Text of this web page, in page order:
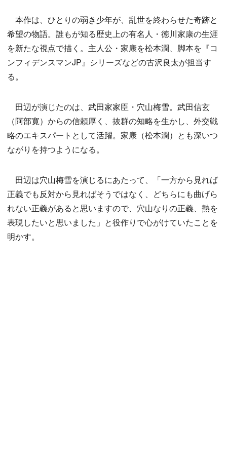
本作は、ひとりの弱き少年が、乱世を終わらせた奇跡と
希望の物語。誰もが知る歴史上の有名人・徳川家康の生涯
を新たな視点で描く。主人公・家康を松本潤、脚本を『コ
ンフィデンスマンJP』シリーズなどの古沢良太が担当す
る。
田辺が演じたのは、武田家家臣・穴山梅雪。武田信玄
（阿部寛）からの信頼厚く、抜群の知略を生かし、外交戦
略のエキスパートとして活躍。家康（松本潤）とも深いつ
ながりを持つようになる。
田辺は穴山梅雪を演じるにあたって、「一方から見れば
正義でも反対から見ればそうではなく、どちらにも曲げら
れない正義があると思いますので、穴山なりの正義、熱を
表現したいと思いました」と役作りで心がけていたことを
明かす。